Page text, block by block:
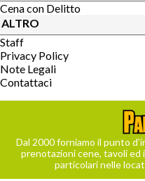
Cena con Delitto
ALTRO
Staff
Privacy Policy
Note Legali
Contattaci
Dal 2000 forniamo il punto
prenotazioni cene, tavoli ed
particolari nelle